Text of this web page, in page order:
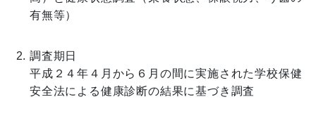
有無等）
調査期日
平成２４年４月から６月の間に実施された学校保健
安全法による健康診断の結果に基づき調査